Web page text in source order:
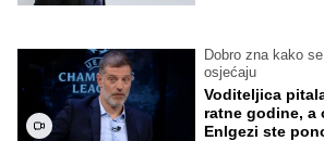
Dobro zna kako
osjećaju
Voditeljica
ratne godine,
Enlgezi ste